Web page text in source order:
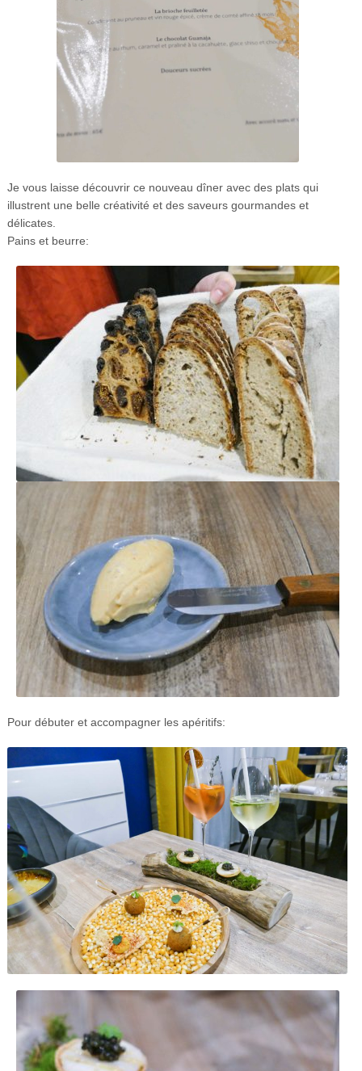
Je vous laisse découvrir ce nouveau dîner avec des plats qui
illustrent une belle créativité et des saveurs gourmandes et
délicates.
Pains et beurre:
Pour débuter et accompagner les apéritifs: